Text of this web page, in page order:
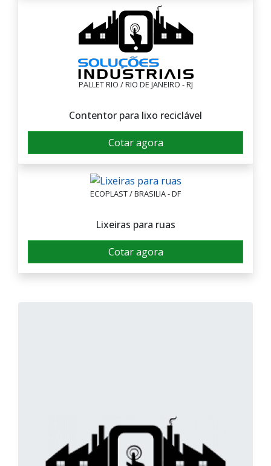
PALLET RIO / RIO DE JANEIRO - RJ
Contentor para lixo reciclável
Cotar agora
ECOPLAST / BRASILIA - DF
Lixeiras para ruas
Cotar agora